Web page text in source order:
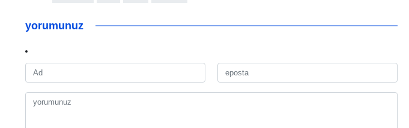
yorumunuz